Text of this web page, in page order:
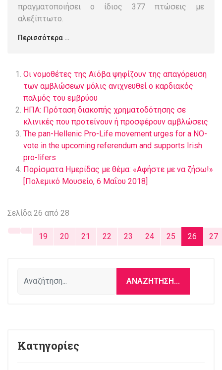
πραγματοποιήσει ο ίδιος 377 πτώσεις με
αλεξίπτωτο.
Περισσότερα …
Οι νομοθέτες της Αϊόβα ψηφίζουν της απαγόρευση
των αμβλώσεων μόλις ανιχνευθεί ο καρδιακός
παλμός του εμβρύου
ΗΠΑ: Πρόταση διακοπής χρηματοδότησης σε
κλινικές που προτείνουν ή προσφέρουν αμβλώσεις
The pan-Hellenic Pro-Life movement urges for a NO-
vote in the upcoming referendum and supports Irish
pro-lifers
Πορίσματα Ημερίδας με θέμα: «Αφήστε με να ζήσω!»
[Πολεμικό Μουσείο, 6 Μαΐου 2018]
Σελίδα 26 από 28
19 20 21 22 23 24 25 26 27
ΑΝΑΖΉΤΗΣΗ...
Κατηγορίες